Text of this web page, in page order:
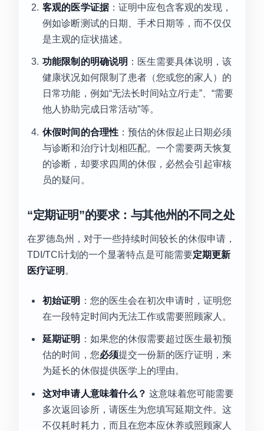
客观的医学证据：证明中应包含客观的发现，
例如诊断测试的日期、手术日期等，而不仅仅
是主观的症状描述。
功能限制的明确说明 ：医生需要具体说明，该
健康状况如何限制了患者（您或您的家人）的
日常功能，例如“无法长时间站立/行走”、“需要
他人协助完成日常活动”等。
休假时间的合理性：预估的休假起止日期必须
与诊断和治疗计划相匹配。一个需要两天恢复
的诊断，却要求四周的休假，必然会引起审核
员的疑问。
“定期证明”的要求：与其他州的不同之处
在罗德岛州，对于一些持续时间较长的休假申请，
TDI/TCI计划的一个显著特点是可能需要定期更新
医疗证明 。
初始证明 ：您的医生会在初次申请时，证明您
在一段特定时间内无法工作或需要照顾家人。
延期证明 ：如果您的休假需要超过医生最初预
估的时间，您必须提交一份新的医疗证明，来
为延长的休假提供医学上的理由。
这对申请人意味着什么？ 这意味着您可能需要
多次返回诊所，请医生为您填写延期文件。这
不仅耗时耗力，而且在您本应休养或照顾家人